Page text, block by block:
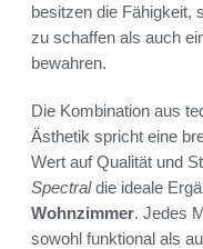
besitzen die Fähigkeit,
zu schaffen als auch
bewahren.
Die Kombination aus
Ästhetik spricht eine
Wert auf Qualität und
Spectraldie ideale
Wohnzimmer. Jedes
sowohl funktional als